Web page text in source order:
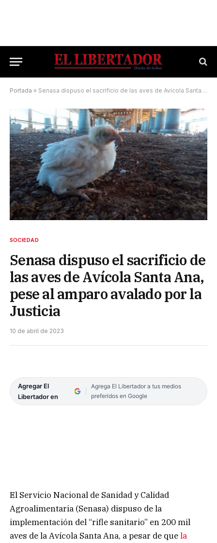
Portada » Senasa dispuso el sacrificio de las aves de Avícola Santa Ana, pese al amparo avalado por la Justicia
SOCIEDAD
Senasa dispuso el sacrificio de
las aves de Avícola Santa Ana,
pese al amparo avalado por la
Justicia
10 de abril de 2023
Agregar El
Libertador en
Agrega El Libertador a tus medios
preferidos en Google
El Servicio Nacional de Sanidad y Calidad
Agroalimentaria (Senasa) dispuso de la
implementación del “rifle sanitario” en 200 mil
aves de la Avícola Santa Ana, a pesar de quela